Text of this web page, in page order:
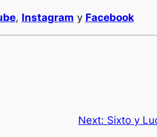
, Instagram y Facebook
Next: Sixto y